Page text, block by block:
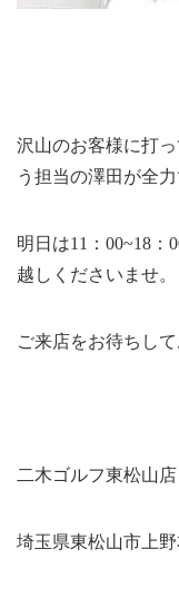
沢山のお客様に打
う担当の澤田が全
明日は11：00~18
越しくださいませ。
ご来店をお待ちして
二木ゴルフ東松山店
埼玉県東松山市上野